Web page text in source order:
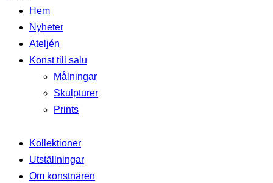
Hem
Nyheter
Ateljén
Konst till salu
Målningar
Skulpturer
Prints
Kollektioner
Utställningar
Om konstnären